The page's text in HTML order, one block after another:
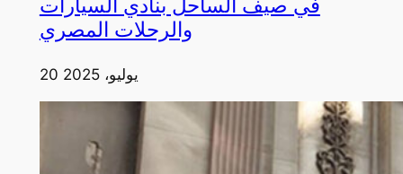
في صيف الساحل بنادي السيارات
والرحلات المصري
20 يوليو، 2025